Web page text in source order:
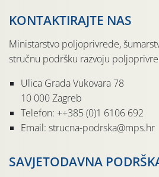
KONTAKTIRAJTE NAS
Ministarstvo poljoprivrede,
stručnu podršku razvoju
Ulica Grada Vukovara 78
10 000 Zagreb
Telefon: ++385 (0)1 6106 692
Email: strucna-podrska@mps.hr
SAVJETODAVNA